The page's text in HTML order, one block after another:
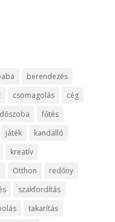
berendezés
csomagolás
cég
fűtés
játék
kandalló
kreatív
Otthon
redőny
szakfordítás
takarítás